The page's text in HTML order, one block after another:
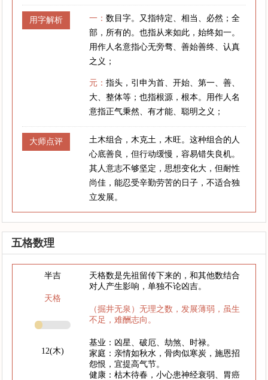
用字解析 一：数目字。又指特定、相当、必然；全
部，所有的。也指从来如此，始终如一。
用作人名意指心无旁骛、善始善终、认真
之义；
元：指头，引申为首、开始、第一、善、
大、整体等；也指根源，根本。用作人名
意指正气秉然、有才能、聪明之义；
大师点评
土木组合，木克土，木旺。这种组合的人
心底善良，但行动缓慢，容易错失良机。
其人意志不够坚定，思想变化大，但耐性
尚佳，能忍受辛勤劳苦的日子，不适合独
立发展。
五格数理
半吉
天格
12(木)
天格数是先祖留传下来的，和其他数结合
对人产生影响，单独不论凶吉。
（掘井无泉）无理之数，发展薄弱，虽生
不足，难酬志向。
基业：凶星、破厄、劫煞、时禄。
家庭：亲情如秋水，骨肉似寒炭，施恩招
怨恨，宜提高气节。
健康：枯木待春，小心患神经衰弱、胃癌